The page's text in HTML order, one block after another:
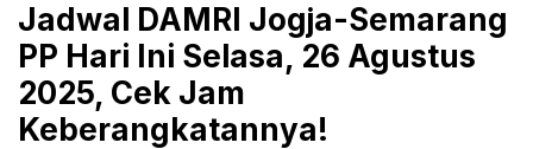
Jadwal DAMRI Jogja-Semarang
PP Hari Ini Selasa, 26 Agustus
2025, Cek Jam
Keberangkatannya!